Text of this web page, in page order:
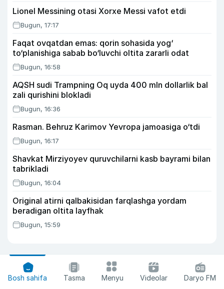
Lionel Messining otasi Xorxe Messi vafot etdi
Bugun, 17:17
Faqat ovqatdan emas: qorin sohasida yog‘
to‘planishiga sabab bo‘luvchi oltita zararli odat
Bugun, 16:58
AQSH sudi Trampning Oq uyda 400 mln dollarlik bal
zali qurishini blokladi
Bugun, 16:36
Rasman. Behruz Karimov Yevropa jamoasiga o‘tdi
Bugun, 16:17
Shavkat Mirziyoyev quruvchilarni kasb bayrami bilan
tabrikladi
Bugun, 16:04
Original atirni qalbakisidan farqlashga yordam
beradigan oltita layfhak
Bugun, 15:59
Bosh sahifa Tasma Menyu Videolar Daryo FM